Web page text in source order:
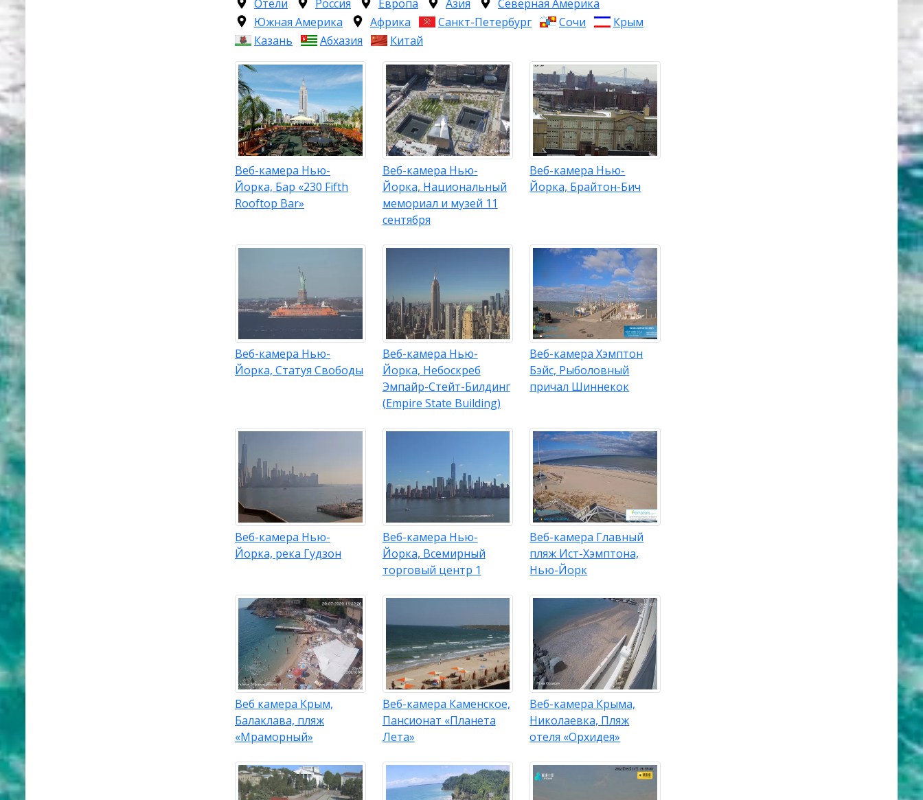
Отели Россия Европа Азия
Северная Америка
Южная Америка
Африка Санкт-Петербург Сочи
Крым
Казань
Абхазия Китай
Веб-камера Нью-
Йорка, Бар «230 Fifth
Rooftop Bar»
Веб-камера Нью-
Йорка, Национальный
мемориал и музей 11
сентября
Веб-камера Нью-
Йорка, Брайтон-Бич
Веб-камера Нью-
Йорка, Статуя Свободы
Веб-камера Нью-
Йорка, Небоскреб
Эмпайр-Стейт-Билдинг
(Empire State Building)
Веб-камера Хэмптон
Бэйс, Рыболовный
причал Шиннекок
Веб-камера Нью-
Йорка, река Гудзон
Веб-камера Нью-
Йорка, Всемирный
торговый центр 1
Веб-камера Главный
пляж Ист-Хэмптона,
Нью-Йорк
Веб камера Крым,
Балаклава, пляж
«Мраморный»
Веб-камера Каменское,
Пансионат «Планета
Лета»
Веб-камера Крыма,
Николаевка, Пляж
отеля «Орхидея»